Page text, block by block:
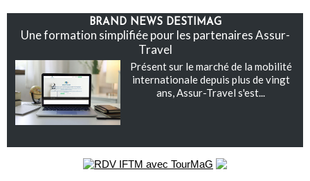
BRAND NEWS DESTIMAG
Une formation simplifiée pour les partenaires Assur-
Travel
Présent sur le marché de la mobilité
internationale depuis plus de vingt
ans, Assur-Travel s'est...